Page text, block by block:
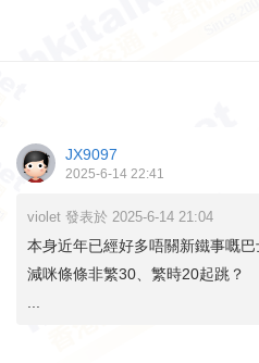
JX9097
2025-6-14 22:41
violet 發表於 2025-6-14 21:04
本身近年已經好多唔關新鐵事嘅
減咪條條非繁30、繁時20起跳？